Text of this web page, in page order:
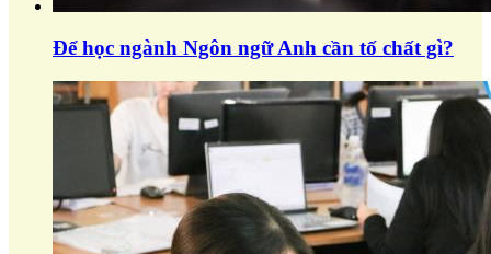
Để học ngành Ngôn ngữ Anh cần tố chất gì?